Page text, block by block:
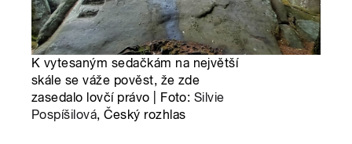
K vytesaným sedačkám na největší
skále se váže pověst, že zde
zasedalo lovčí právo | Foto: Silvie
Pospíšilová, Český rozhlas